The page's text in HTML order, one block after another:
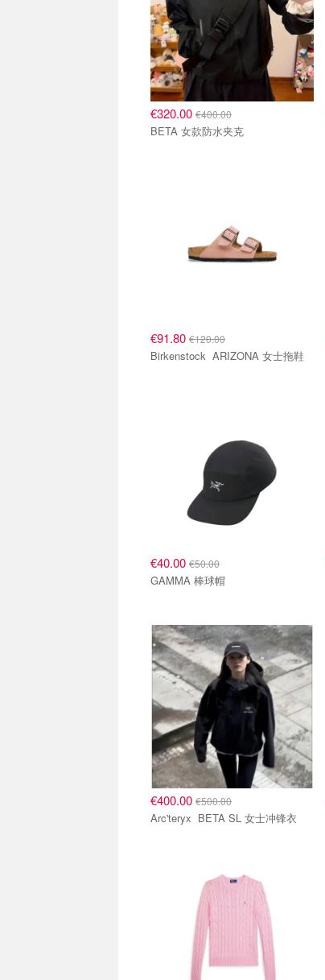
€320.00 €400.00
BETA 女款防水夹克
€91.80 €120.00
Birkenstock ARIZONA 女士拖鞋
€40.00 €50.00
GAMMA 棒球帽
€400.00 €500.00
Arc'teryx BETA SL 女士冲锋衣